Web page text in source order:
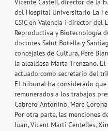
Vicente Castell, director de la
del Hospital Universitario La
CSIC en Valencia i director del
Reproductiva y Biotecnología
doctores Salut Botella y
concejales de Cultura, Pere
la alcaldesa Marta Trenzano.
actuado como secretario del
El tribunal ha considerado
remunerados a los trabajos
Cabrero Antonino, Marc
Por otra parte, las menciones
Juan, Vicent Martí Centelles,